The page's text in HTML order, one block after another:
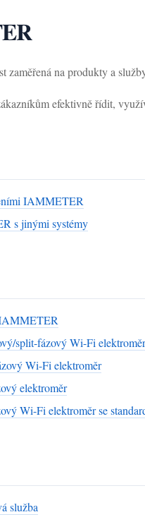
na produkty a
efektivně řídit,
IAMMETER
s jinými systémy
split-fázový Wi-Fi elektroměr
Wi-Fi elektroměr
elektroměr
Wi-Fi elektroměr se
služba